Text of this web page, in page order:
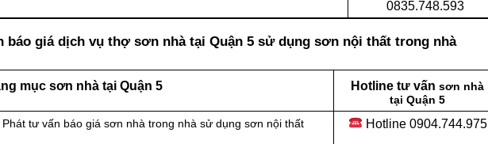
0835.748.593
báo giá dịch vụ thợ sơn nhà tại Quận 5 sử dụng sơn nội thất trong nhà
mục sơn nhà tại Quận 5 Hotline tư vấn sơn nhà
tại Quận 5
tư vấn báo giá sơn nhà trong nhà sử dụng sơn nội thất
Hotline 0904.744.975